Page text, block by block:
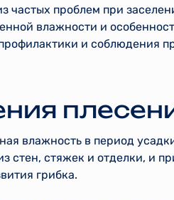
частых проблем при
влажности и
и соблюдения
влажность в период
стен, стяжек и отделки, и
грибка.